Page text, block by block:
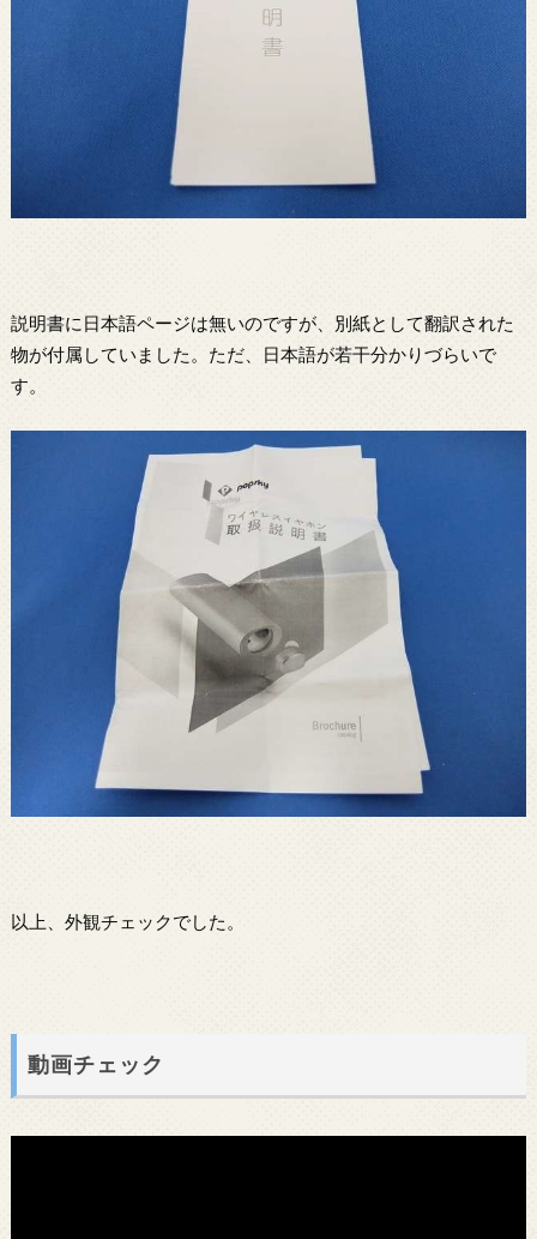
説明書に日本語ページは無いのですが、別紙として翻訳された
物が付属していました。ただ、日本語が若干分かりづらいで
す。
以上、外観チェックでした。
動画チェック